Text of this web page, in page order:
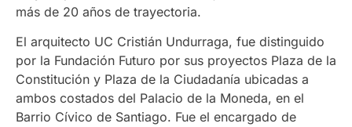
más de 20 años de trayectoria.
El arquitecto UC Cristián Undurraga, fue distinguido
por la Fundación Futuro por sus proyectos Plaza de la
Constitución y Plaza de la Ciudadanía ubicadas a
ambos costados del Palacio de la Moneda, en el
Barrio Cívico de Santiago. Fue el encargado de